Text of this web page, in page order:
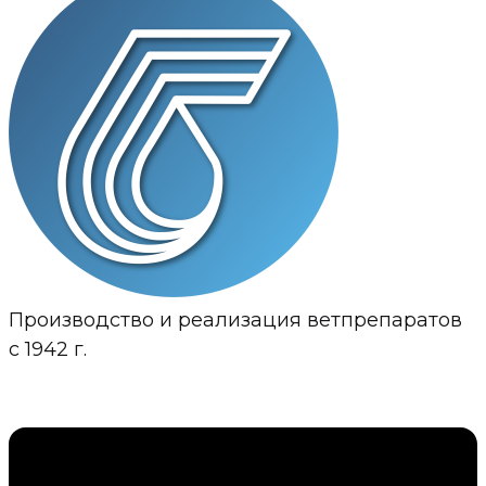
Производство и реализация ветпрепаратов
с 1942 г.